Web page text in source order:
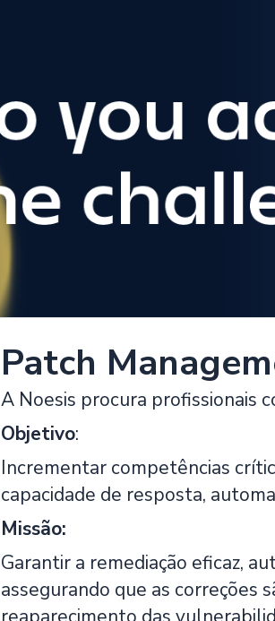
Patch
A Noesis procura profissionais
Objetivo:
Incrementar competências
capacidade de resposta,
Missão:
Garantir a remediação eficaz,
assegurando que as correções